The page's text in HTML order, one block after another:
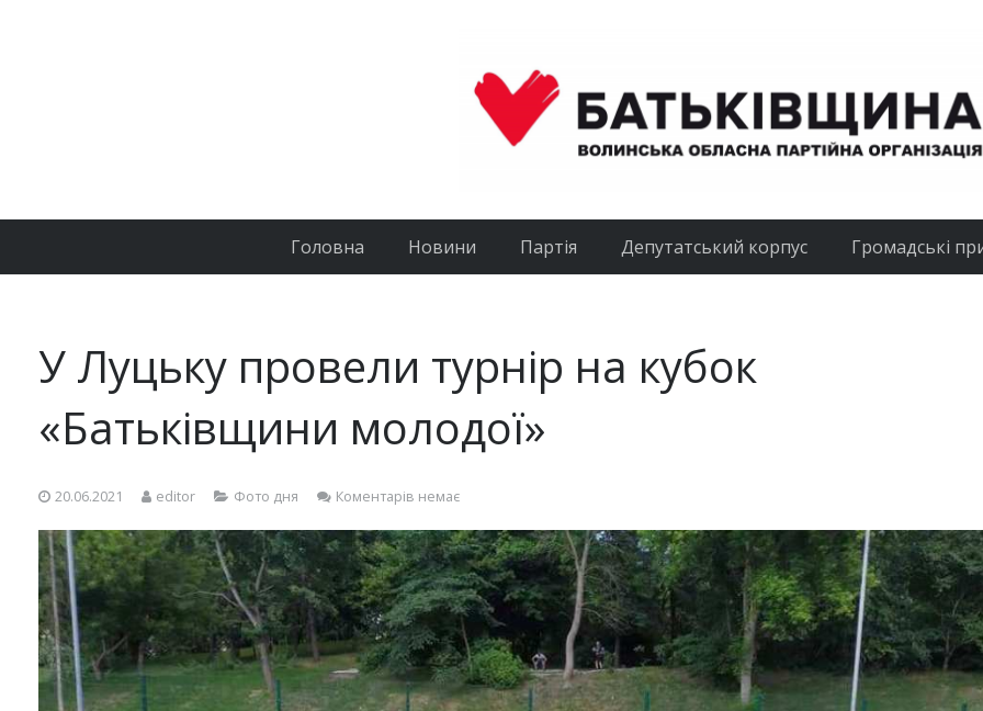
Головна Новини Партія Депутатський корпус Громадські
У Луцьку провели турнір на кубок
«Батьківщини молодої»
20.06.2021 editor Фото дня Коментарів немає